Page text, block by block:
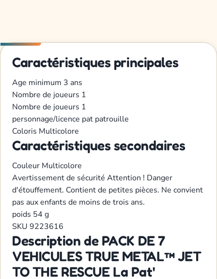
Caractéristiques principales
Age minimum 3 ans
Nombre de joueurs 1
Nombre de joueurs 1
personnage/licence pat patrouille
Coloris Multicolore
Caractéristiques secondaires
Couleur Multicolore
Avertissement de sécurité Attention ! Danger
d'étouffement. Contient de petites pièces. Ne convient
pas aux enfants de moins de trois ans.
poids 54 g
SKU 9223616
Description de PACK DE 7
VEHICULES TRUE METAL™ JET
TO THE RESCUE La Pat'